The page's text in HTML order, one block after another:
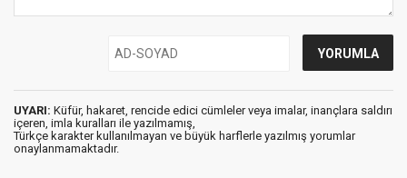
UYARI: Küfür, hakaret, rencide edici cümleler veya imalar, inançlara saldırı
içeren, imla kuralları ile yazılmamış,
Türkçe karakter kullanılmayan ve büyük harflerle yazılmış yorumlar
onaylanmamaktadır.